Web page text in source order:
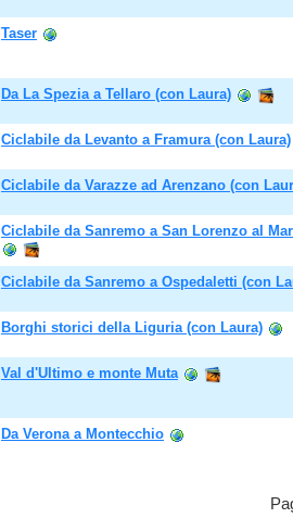
Taser
Da La Spezia a Tellaro (con Laura)
Ciclabile da Levanto a Framura (con Laura)
Ciclabile da Varazze ad Arenzano (con
Ciclabile da Sanremo a San Lorenzo al
Ciclabile da Sanremo a Ospedaletti (con
Borghi storici della Liguria (con Laura)
Val d'Ultimo e monte Muta
Da Verona a Montecchio